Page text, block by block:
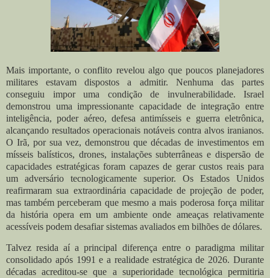
Mais importante, o conflito revelou algo que poucos planejadores
militares estavam dispostos a admitir. Nenhuma das partes
conseguiu impor uma condição de invulnerabilidade. Israel
demonstrou uma impressionante capacidade de integração entre
inteligência, poder aéreo, defesa antimísseis e guerra eletrônica,
alcançando resultados operacionais notáveis contra alvos iranianos.
O Irã, por sua vez, demonstrou que décadas de investimentos em
mísseis balísticos, drones, instalações subterrâneas e dispersão de
capacidades estratégicas foram capazes de gerar custos reais para
um adversário tecnologicamente superior. Os Estados Unidos
reafirmaram sua extraordinária capacidade de projeção de poder,
mas também perceberam que mesmo a mais poderosa força militar
da história opera em um ambiente onde ameaças relativamente
acessíveis podem desafiar sistemas avaliados em bilhões de dólares.
Talvez resida aí a principal diferença entre o paradigma militar
consolidado após 1991 e a realidade estratégica de 2026. Durante
décadas acreditou-se que a superioridade tecnológica permitiria